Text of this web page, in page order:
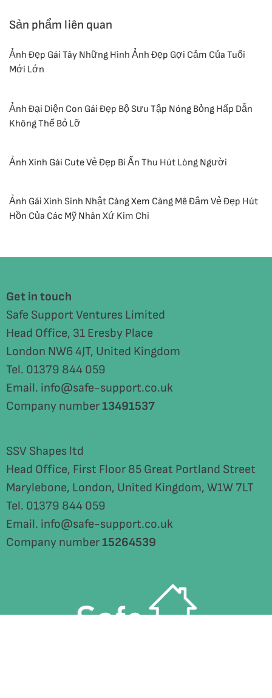
Sản phẩm liên quan
Ảnh Đẹp Gái Tây Những Hình Ảnh Đẹp Gợi Cảm Của Tuổi
Mới Lớn
Ảnh Đại Diện Con Gái Đẹp Bộ Sưu Tập Nóng Bỏng Hấp Dẫn
Không Thể Bỏ Lỡ
Ảnh Xinh Gái Cute Vẻ Đẹp Bí Ẩn Thu Hút Lòng Người
Ảnh Gái Xinh Sinh Nhật Càng Xem Càng Mê Đắm Vẻ Đẹp Hút
Hồn Của Các Mỹ Nhân Xứ Kim Chi
Get in touch
Safe Support Ventures Limited
Head Office, 31 Eresby Place
London NW6 4JT, United Kingdom
Tel. 01379 844 059
Email. info@safe-support.co.uk
Company number13491537
SSV Shapes ltd
Head Office, First Floor 85 Great Portland Street
Marylebone, London, United Kingdom, W1W 7LT
Tel. 01379 844 059
Email. info@safe-support.co.uk
Company number15264539